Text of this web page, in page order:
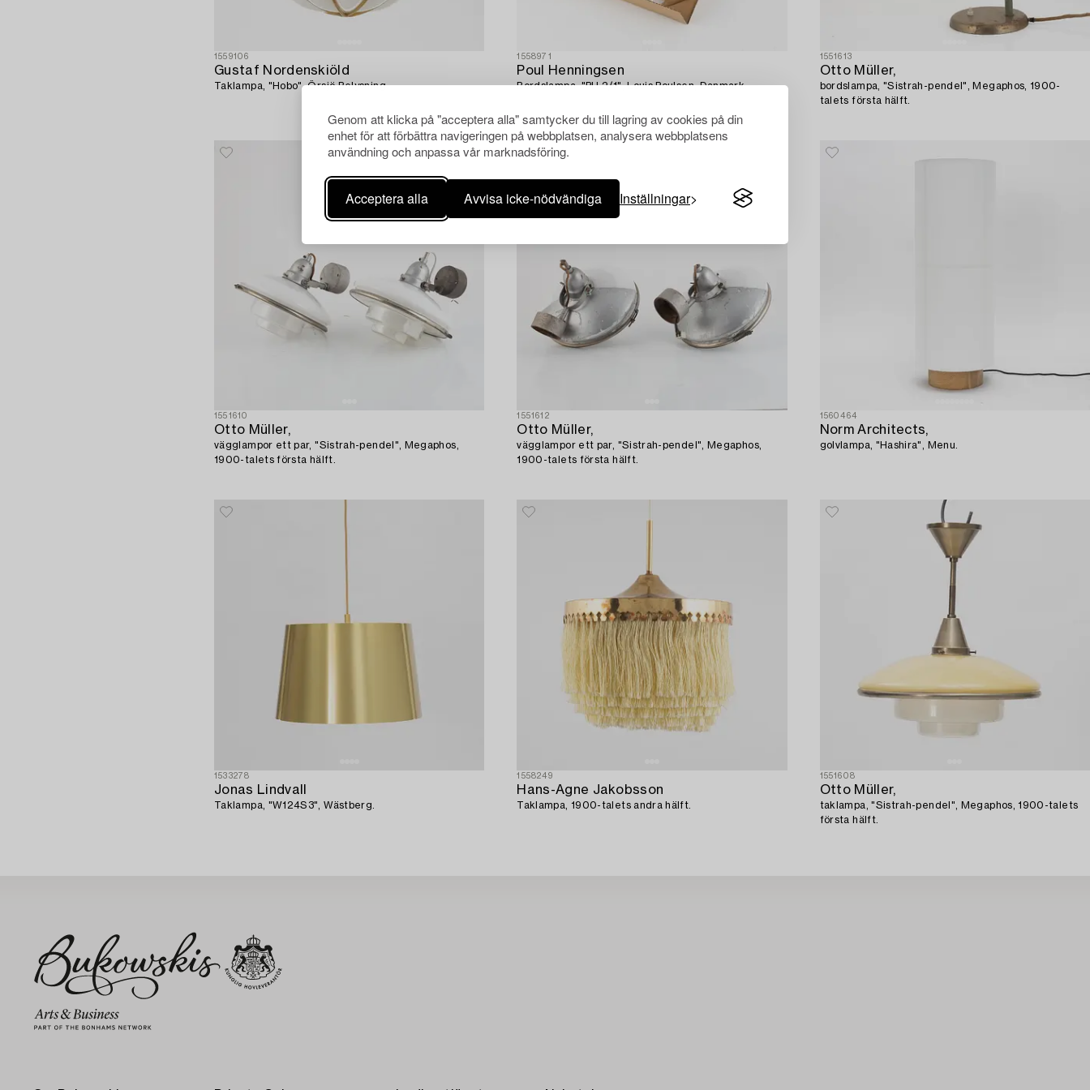
Genom att klicka på "acceptera alla" samtycker du till lagring av cookies på din
enhet för att förbättra navigeringen på webbplatsen, analysera webbplatsens
användning och anpassa vår marknadsföring.
Acceptera alla Avvisa icke-nödvändiga Inställningar
1559106
Gustaf Nordenskiöld
Taklampa, "Hobo", Örsjö Belysning.
1558971
Poul Henningsen
Bordslampa, "PH 2/1", Louis Poulsen, Danmark.
1551613
Otto Müller,
bordslampa, "Sistrah-pendel", Megaphos, 1900-
talets första hälft.
1551610
Otto Müller,
vägglampor ett par, "Sistrah-pendel", Megaphos,
1900-talets första hälft.
1551612
Otto Müller,
vägglampor ett par, "Sistrah-pendel", Megaphos,
1900-talets första hälft.
1560464
Norm Architects,
golvlampa, "Hashira", Menu.
1533278
Jonas Lindvall
Taklampa, "W124S3", Wästberg.
1558249
Hans-Agne Jakobsson
Taklampa, 1900-talets andra hälft.
1551608
Otto Müller,
taklampa, "Sistrah-pendel", Megaphos, 1900-talets
första hälft.